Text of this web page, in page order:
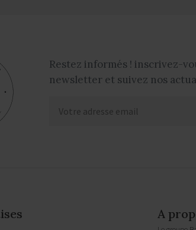
Restez informés ! inscrivez-
newsletter et suivez nos
A